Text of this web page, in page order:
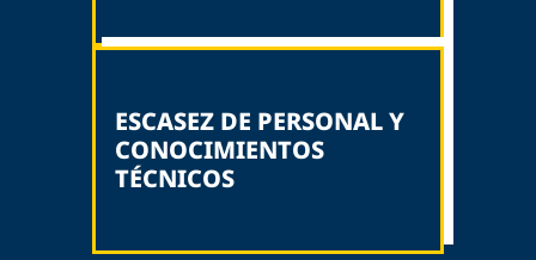
ESCASEZ DE PERSONAL Y
CONOCIMIENTOS
TÉCNICOS